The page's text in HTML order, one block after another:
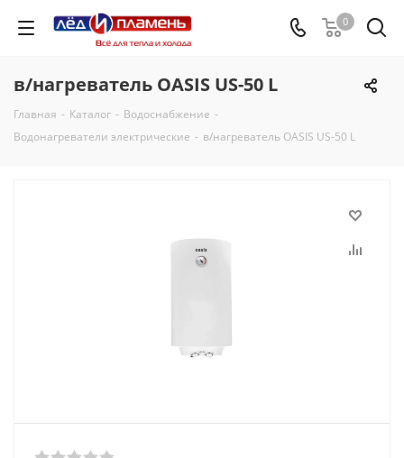
0
в/нагреватель OASIS US-50 L
Главная - Каталог - Водоснабжение -
Водонагреватели электрические - в/нагреватель OASIS US-50 L